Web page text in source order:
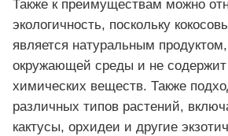
Также к преимуществам можно
экологичность, поскольку
является натуральным
окружающей среды и не
химических веществ. Также
различных типов растений,
кактусы, орхидеи и другие